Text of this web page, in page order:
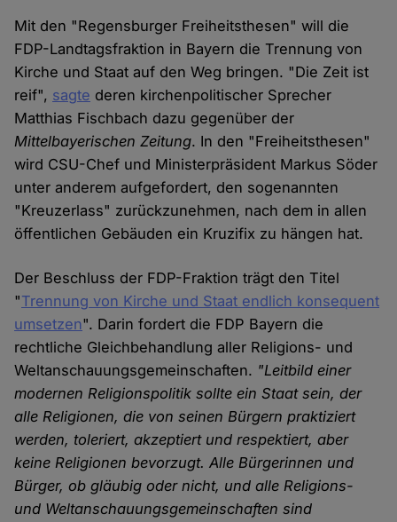
Mit den "Regensburger Freiheitsthesen" will die
FDP-Landtagsfraktion in Bayern die Trennung von
Kirche und Staat auf den Weg bringen. "Die Zeit ist
reif", sagte deren kirchenpolitischer Sprecher
Matthias Fischbach dazu gegenüber der
Mittelbayerischen Zeitung. In den "Freiheitsthesen"
wird CSU-Chef und Ministerpräsident Markus Söder
unter anderem aufgefordert, den sogenannten
"Kreuzerlass" zurückzunehmen, nach dem in allen
öffentlichen Gebäuden ein Kruzifix zu hängen hat.
Der Beschluss der FDP-Fraktion trägt den Titel
"Trennung von Kirche und Staat endlich konsequent
umsetzen". Darin fordert die FDP Bayern die
rechtliche Gleichbehandlung aller Religions- und
Weltanschauungsgemeinschaften. "Leitbild einer
modernen Religionspolitik sollte ein Staat sein, der
alle Religionen, die von seinen Bürgern praktiziert
werden, toleriert, akzeptiert und respektiert, aber
keine Religionen bevorzugt. Alle Bürgerinnen und
Bürger, ob gläubig oder nicht, und alle Religions-
und Weltanschauungsgemeinschaften sind